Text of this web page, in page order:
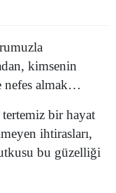
kimsenin
nefes almak…
tertemiz bir hayat
ihtirasları,
bu güzelliği